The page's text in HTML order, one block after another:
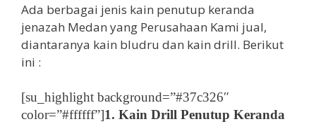
Ada berbagai jenis kain penutup keranda
jenazah Medan yang Perusahaan Kami jual,
diantaranya kain bludru dan kain drill. Berikut
ini :
[su_highlight background=”#37c326″
color=”#ffffff”]1. Kain Drill Penutup Keranda